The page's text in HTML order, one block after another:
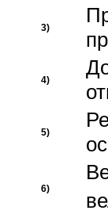
3)
4)
5)
6)